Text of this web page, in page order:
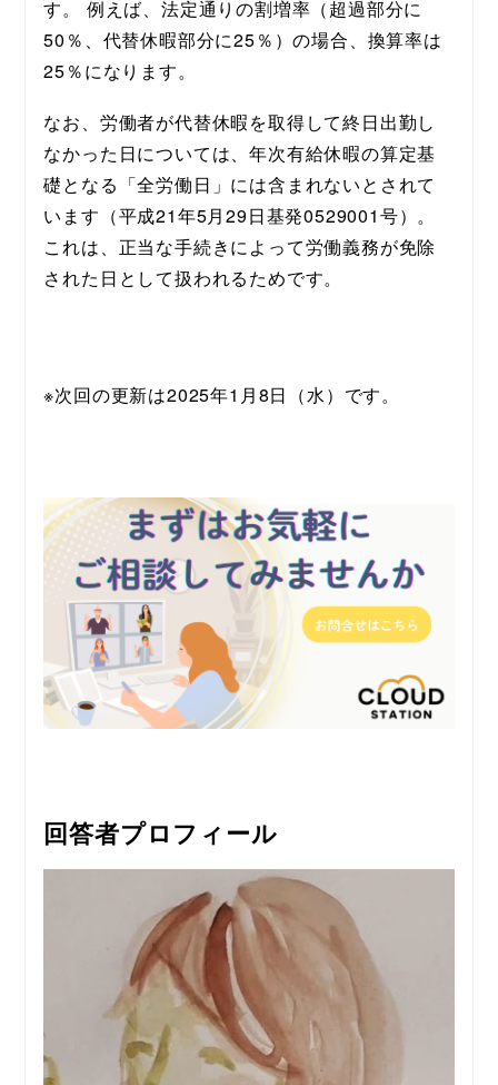
す。 例えば、法定通りの割増率（超過部分に
50％、代替休暇部分に25％）の場合、換算率は
25％になります。
なお、労働者が代替休暇を取得して終日出勤し
なかった日については、年次有給休暇の算定基
礎となる「全労働日」には含まれないとされて
います（平成21年5月29日基発0529001号）。
これは、正当な手続きによって労働義務が免除
された日として扱われるためです。
※次回の更新は2025年1月8日（水）です。
回答者プロフィール